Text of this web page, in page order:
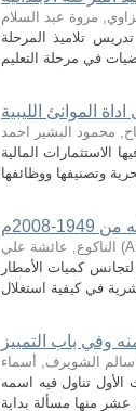
مروة عبد السلام
تلاميذ المرحلة
الموانئ الليبية
محمود البشير احمد
الاستثمارات المالية
الناكوع, عائشة علي (
كميات الأمطار
وفي باب التمييز
سالم الشويرف, أسماء
تناول فيه اسمه